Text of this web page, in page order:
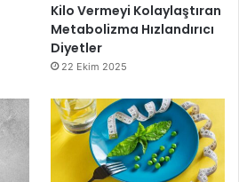
Kilo Vermeyi Kolaylaştıran
Metabolizma Hızlandırıcı
Diyetler
22 Ekim 2025